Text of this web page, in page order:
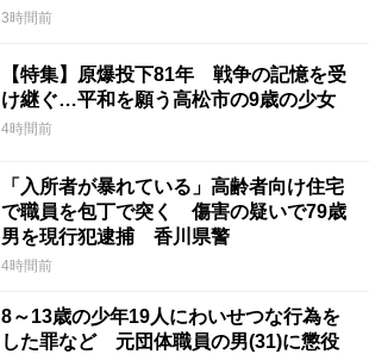
3時間前
【特集】原爆投下81年 戦争の記憶を受
け継ぐ…平和を願う高松市の9歳の少女
4時間前
「入所者が暴れている」高齢者向け住宅
で職員を包丁で突く 傷害の疑いで79歳
男を現行犯逮捕 香川県警
4時間前
8～13歳の少年19人にわいせつな行為を
した罪など 元団体職員の男(31)に懲役